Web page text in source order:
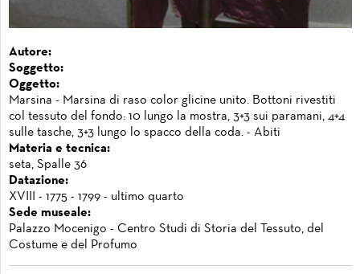
Autore:
Soggetto:
Oggetto:
Marsina - Marsina di raso color glicine unito. Bottoni rivestiti
col tessuto del fondo: 10 lungo la mostra, 3+3 sui paramani, 4+4
sulle tasche, 3+3 lungo lo spacco della coda. - Abiti
Materia e tecnica:
seta, Spalle 36
Datazione:
XVIII - 1775 - 1799 - ultimo quarto
Sede museale:
Palazzo Mocenigo - Centro Studi di Storia del Tessuto, del
Costume e del Profumo